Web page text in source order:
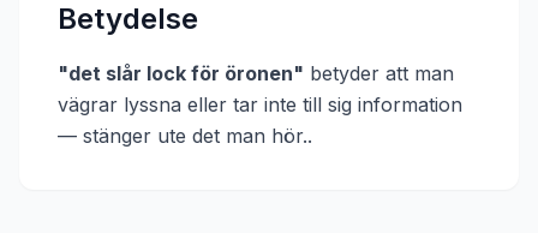
Betydelse
"det slår lock för öronen" betyder att man
vägrar lyssna eller tar inte till sig information
— stänger ute det man hör..